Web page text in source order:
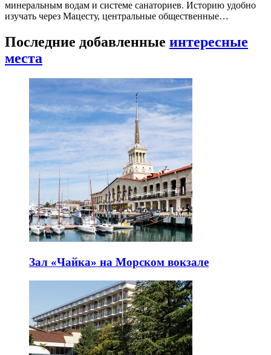
минеральным водам и системе санаториев. Историю удобно
изучать через Мацесту, центральные общественные…
Последние добавленные интересные
места
Зал «Чайка» на Морском вокзале